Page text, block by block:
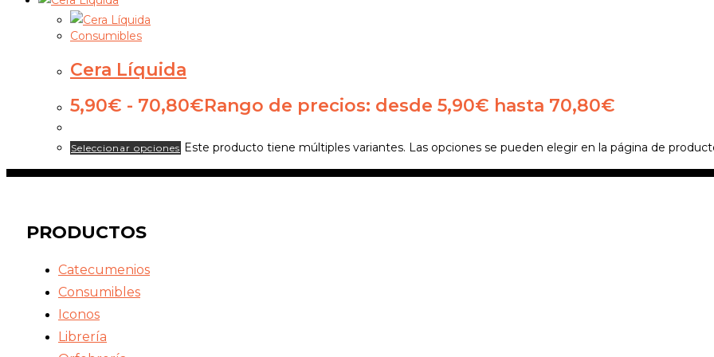
Consumibles
Cera Líquida
5,90€ - 70,80€Rango de precios: desde 5,90€ hasta 70,80€
Seleccionar opciones Este producto tiene múltiples variantes. Las opciones se pueden elegir en la página de
PRODUCTOS
Catecumenios
Consumibles
Iconos
Librería